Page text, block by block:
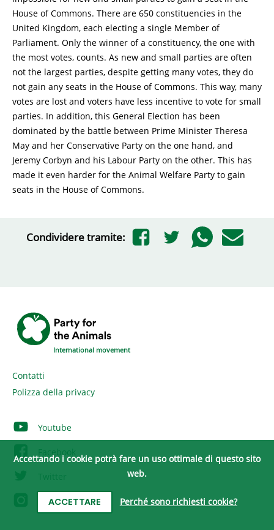
House of Commons. There are 650 constituencies in the
United Kingdom, each electing a single Member of
Parliament. Only the winner of a constituency, the one with
the most votes, counts. As new and small parties are often
not the largest parties, despite getting many votes, they do
not gain any seats in the House of Commons. This way, many
votes are lost and voters have less incentive to vote for small
parties. In addition, this General Election has been
dominated by the battle between Prime Minister Theresa
May and her Conservative Party on the one hand, and
Jeremy Corbyn and his Labour Party on the other. This has
made it even harder for the Animal Welfare Party to gain
seats in the House of Commons.
Condividere tramite:
International movement
Contatti
Polizza della privacy
Youtube
Facebook
Twitter
Instagram
Accettando i cookie potrà fare un uso ottimale di questo sito
web.
ACCETTARE Perché sono richiesti cookie?